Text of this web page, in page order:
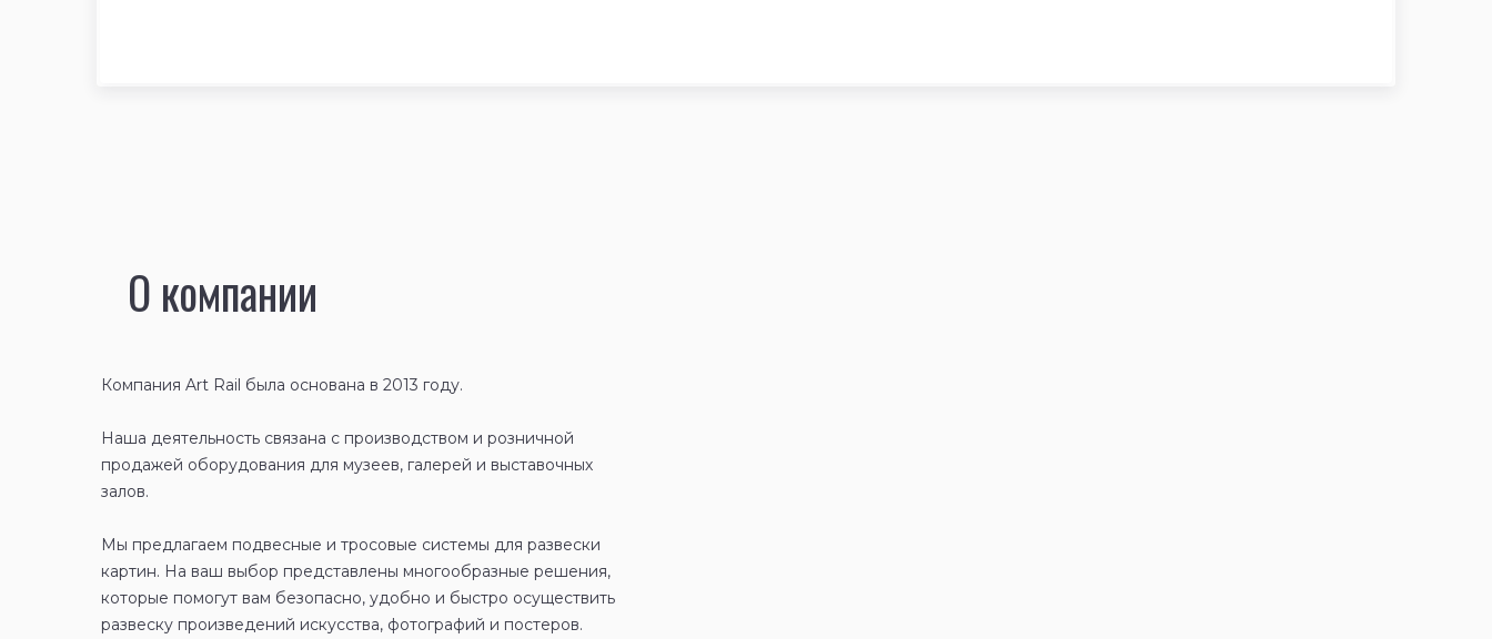
О компании
Компания Art Rail была основана в 2013 году.
Наша деятельность связана с производством и розничной
продажей оборудования для музеев, галерей и выставочных
залов.
Мы предлагаем подвесные и тросовые системы для развески
картин. На ваш выбор представлены многообразные решения,
которые помогут вам безопасно, удобно и быстро осуществить
развеску произведений искусства, фотографий и постеров.